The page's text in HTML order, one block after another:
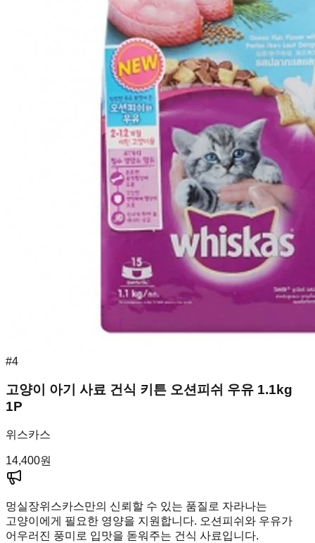
#4
고양이 아기 사료 건식 키튼 오션피쉬 우유 1.1kg
1P
위스카스
14,400원
멍실장위스카스만의 신뢰할 수 있는 품질로 자라나는
고양이에게 필요한 영양을 지원합니다. 오션피쉬와 우유가
어우러진 풍미로 입맛을 돋워주는 건식 사료입니다.